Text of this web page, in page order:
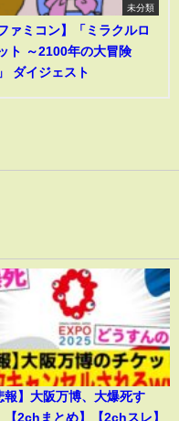
未分類
ファミコン】「ミラクルロ
ト ～2100年の大冒険
ダイジェスト
報】大阪万博、大爆死す
【2chまとめ】【2chスレ】